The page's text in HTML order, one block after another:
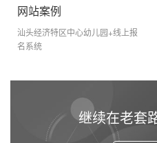
网站案例
汕头经济特区中心幼儿园+线上报
名系统
继续在老套